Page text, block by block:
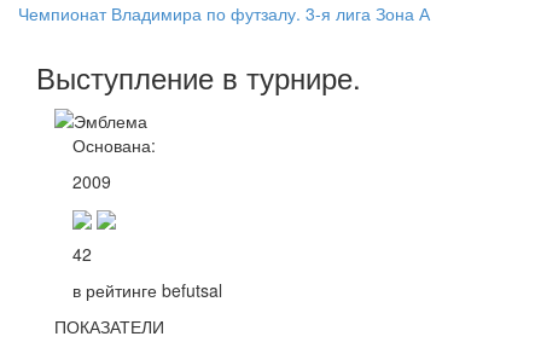
Чемпионат Владимира по футзалу. 3-я лига Зона А
Выступление в турнире.
Основана:
2009
42
в рейтинге befutsal
ПОКАЗАТЕЛИ